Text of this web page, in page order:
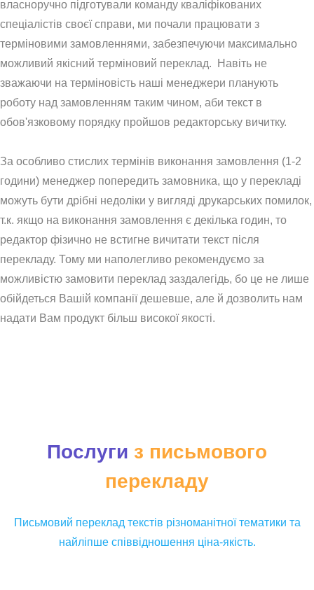
власноручно підготували команду кваліфікованих
спеціалістів своєї справи, ми почали працювати з
терміновими замовленнями, забезпечуючи максимально
можливий якісний терміновий переклад. Навіть не
зважаючи на терміновість наші менеджери планують
роботу над замовленням таким чином, аби текст в
обов'язковому порядку пройшов редакторську вичитку.
За особливо стислих термінів виконання замовлення (1-2
години) менеджер попередить замовника, що у перекладі
можуть бути дрібні недоліки у вигляді друкарських помилок,
т.к. якщо на виконання замовлення є декілька годин, то
редактор фізично не встигне вичитати текст після
перекладу. Тому ми наполегливо рекомендуємо за
можливістю замовити переклад заздалегідь, бо це не лише
обійдеться Вашій компанії дешевше, але й дозволить нам
надати Вам продукт більш високої якості.
Послуги з письмового
перекладу
Письмовий переклад текстів різноманітної тематики та
найліпше співвідношення ціна-якість.